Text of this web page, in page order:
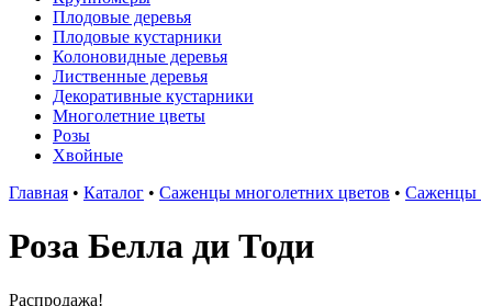
Плодовые деревья
Плодовые кустарники
Колоновидные деревья
Лиственные деревья
Декоративные кустарники
Многолетние цветы
Розы
Хвойные
Главная • Каталог • Саженцы многолетних цветов • Саженцы
Роза Белла ди Тоди
Распродажа!